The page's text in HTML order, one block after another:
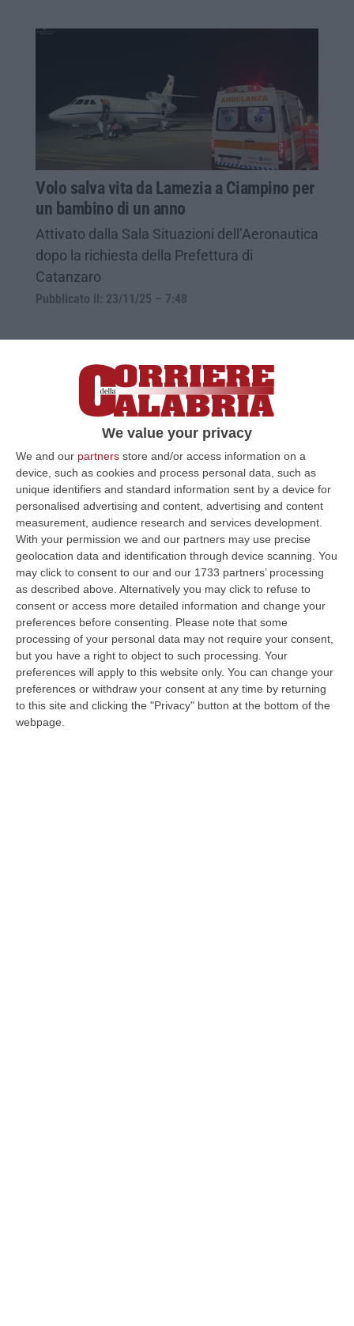
We value your privacy
We and our partners store and/or access information on a
device, such as cookies and process personal data, such as
unique identifiers and standard information sent by a device for
personalised advertising and content, advertising and content
measurement, audience research and services development.
With your permission we and our partners may use precise
geolocation data and identification through device scanning. You
may click to consent to our and our 1733 partners’ processing
as described above. Alternatively you may click to refuse to
consent or access more detailed information and change your
preferences before consenting.
Please note that some
processing of your personal data may not require your consent,
but you have a right to object to such processing. Your
preferences will apply to this website only. You can change your
preferences or withdraw your consent at any time by returning
to this site and clicking the "Privacy" button at the bottom of the
webpage.
Volo salva vita da Lamezia a Ciampino per
un bambino di un anno
Attivato dalla Sala Situazioni dell’Aeronautica
dopo la richiesta della Prefettura di
Catanzaro
Pubblicato il: 23/11/25 – 7:48
Neonato trasportato d’urgenza nel cuore
della notte dalla Calabria al “Bambino
Gesù” di Roma
Il trasferimento con un Falcon
dell’Aeronautica dall’azienda “Dulbecco” di
Catanzaro con partenza dall’aeroporto di
Lamezia Terme
Pubblicato il: 02/11/24 – 10:07